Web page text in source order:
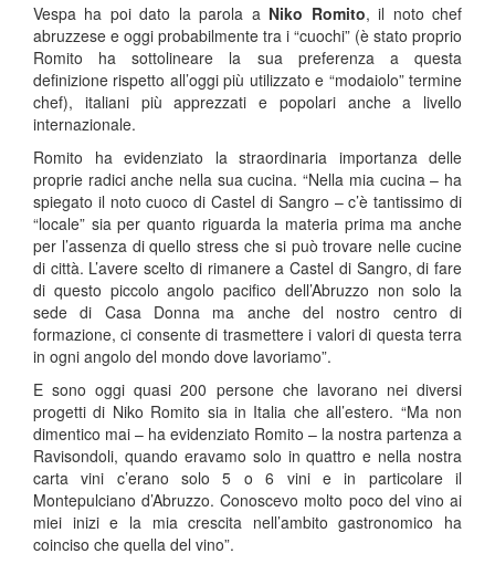
Vespa ha poi dato la parola a Niko Romito, il noto chef
abruzzese e oggi probabilmente tra i “cuochi” (è stato proprio
Romito ha sottolineare la sua preferenza a questa
definizione rispetto all’oggi più utilizzato e “modaiolo” termine
chef), italiani più apprezzati e popolari anche a livello
internazionale.
Romito ha evidenziato la straordinaria importanza delle
proprie radici anche nella sua cucina. “Nella mia cucina – ha
spiegato il noto cuoco di Castel di Sangro – c’è tantissimo di
“locale” sia per quanto riguarda la materia prima ma anche
per l’assenza di quello stress che si può trovare nelle cucine
di città. L’avere scelto di rimanere a Castel di Sangro, di fare
di questo piccolo angolo pacifico dell’Abruzzo non solo la
sede di Casa Donna ma anche del nostro centro di
formazione, ci consente di trasmettere i valori di questa terra
in ogni angolo del mondo dove lavoriamo”.
E sono oggi quasi 200 persone che lavorano nei diversi
progetti di Niko Romito sia in Italia che all’estero. “Ma non
dimentico mai – ha evidenziato Romito – la nostra partenza a
Ravisondoli, quando eravamo solo in quattro e nella nostra
carta vini c’erano solo 5 o 6 vini e in particolare il
Montepulciano d’Abruzzo. Conoscevo molto poco del vino ai
miei inizi e la mia crescita nell’ambito gastronomico ha
coinciso che quella del vino”.